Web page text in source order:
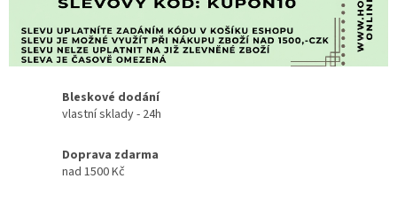
Bleskové dodání
vlastní sklady - 24h
Doprava zdarma
nad 1500 Kč